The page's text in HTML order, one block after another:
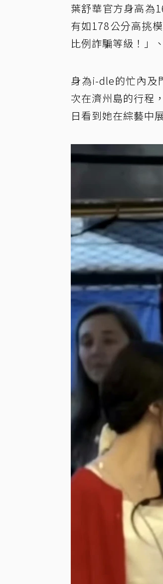
葉舒華官方身高為
有如178公分高挑
比例詐騙等級！」
身為i-dle的忙內及
次在濟州島的行程
日看到她在綜藝中